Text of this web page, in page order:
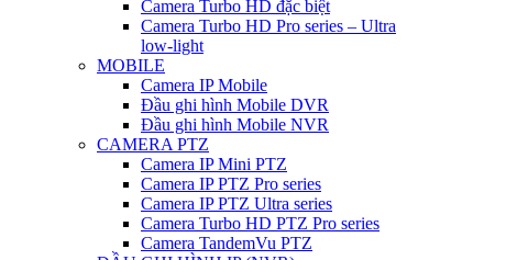
Camera Turbo HD đặc biệt
Camera Turbo HD Pro series – Ultra
low-light
MOBILE
Camera IP Mobile
Đầu ghi hình Mobile DVR
Đầu ghi hình Mobile NVR
CAMERA PTZ
Camera IP Mini PTZ
Camera IP PTZ Pro series
Camera IP PTZ Ultra series
Camera Turbo HD PTZ Pro series
Camera TandemVu PTZ